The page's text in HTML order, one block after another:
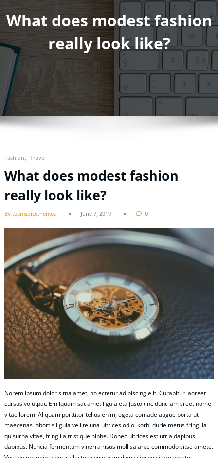
What does modest fashion
really look like?
Fashion Travel
What does modest fashion
really look like?
By teamspicethemes June 7, 2019 0
Norem ipsum dolor sitna amet, no ectetur adipiscing elit. Curabitur laoreet
cursus volutpat. Em iquam sat amet ligula eta justo tincidunt lam sreet nome
vitae lorem. Aliquam porttitor tellus enim, egeta comade augue porta ut
maecenas lobortis ligula veli teluna ultrices odio. korbi durie metus fringilla
quisurna vitae, fringilla tristique nibhe. Donec ultrices est utria dapibus
dapibus. Nuncia fermentum vinerra risus mollisa ante commodo sitse amete.